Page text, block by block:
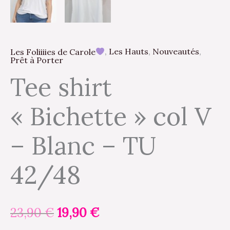
Les Foliiiies de Carole , Les Hauts, Nouveautés,
Prêt à Porter
Tee shirt
« Bichette » col V
– Blanc – TU
42/48
23,90€19,90€